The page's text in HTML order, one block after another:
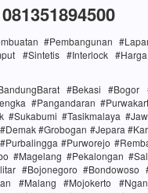
081351894500
#Pembangunan
#Sintetis #Interlock
#Bekasi
#Pangandaran
#Tasikmalaya
#Grobogan #Jepara
#Purworejo
#Magelang #Pekalongan
#Bojonegoro #Bondowoso
#Malang #Mojokerto